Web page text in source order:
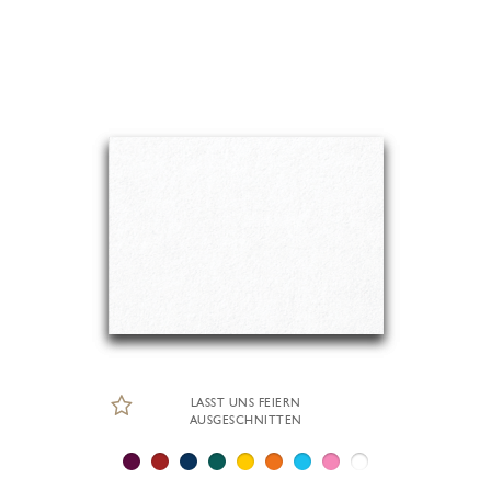
LASST UNS FEIERN
AUSGESCHNITTEN